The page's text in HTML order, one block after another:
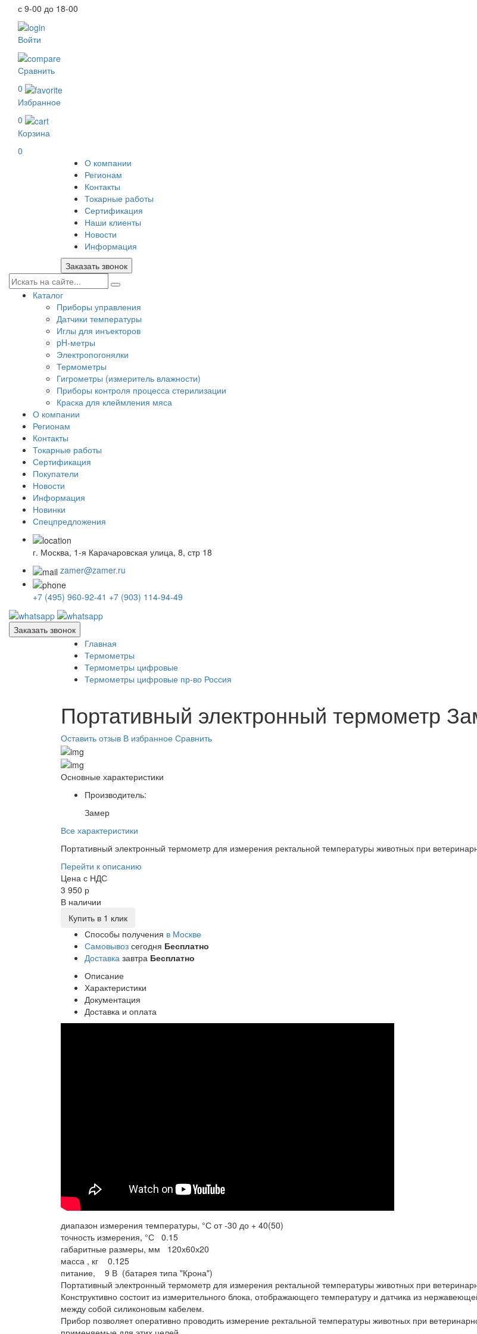
с 9-00 до 18-00
Войти
Сравнить
0
Избранное
0
Корзина
0
О компании
Регионам
Контакты
Токарные работы
Сертификация
Наши клиенты
Новости
Информация
Заказать звонок
Каталог
Приборы управления
Датчики температуры
Иглы для инъекторов
pH-метры
Электропогонялки
Термометры
Гигрометры (измеритель влажности)
Приборы контроля процесса стерилизации
Краска для клеймления мяса
О компании
Регионам
Контакты
Токарные работы
Сертификация
Покупатели
Новости
Информация
Новинки
Спецпредложения
г. Москва, 1-я Карачаровская улица, 8, стр 18
zamer@zamer.ru
+7 (495) 960-92-41 +7 (903) 114-94-49
Заказать звонок
Главная
Термометры
Термометры цифровые
Термометры цифровые пр-во Россия
Портативный электронный термометр
Оставить отзыв В избранное Сравнить
Основные характеристики
Производитель:
Замер
Все характеристики
Портативный электронный термометр для измерения ректальной температуры животных при
Перейти к описанию
Цена с НДС
3 950 р
В наличии
Купить в 1 клик
Способы получения в Москве
Самовывоз сегодня Бесплатно
Доставка завтра Бесплатно
Описание
Характеристики
Документация
Доставка и оплата
диапазон измерения температуры, °С от -30 до + 40(50)
точность измерения, °С 0.15
габаритные размеры, мм 120х60х20
масса , кг 0.125
питание, 9 В (батарея типа "Крона")
Портативный электронный термометр для измерения ректальной температуры животных при
Конструктивно состоит из измерительного блока, отображающего температуру и датчика из
между собой силиконовым кабелем.
Прибор позволяет оперативно проводить измерение ректальной температуры животных при